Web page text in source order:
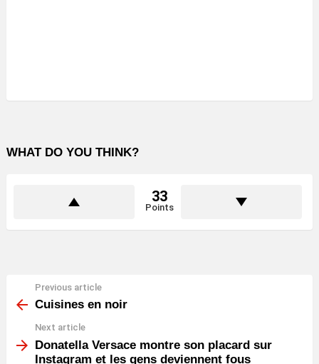
WHAT DO YOU THINK?
33
Points
more
Previous article
Cuisines en noir
Next article
Donatella Versace montre son placard sur
Instagram et les gens deviennent fous